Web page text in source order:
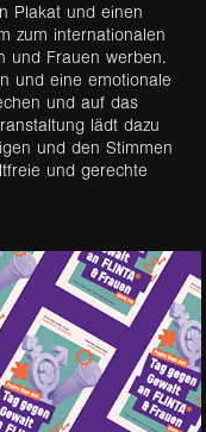
Plakat und einen
zum internationalen
und Frauen werben.
und eine emotionale
und auf das
lädt dazu
und den Stimmen
und gerechte